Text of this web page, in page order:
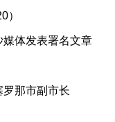
）
体发表署名文章
那市副市长